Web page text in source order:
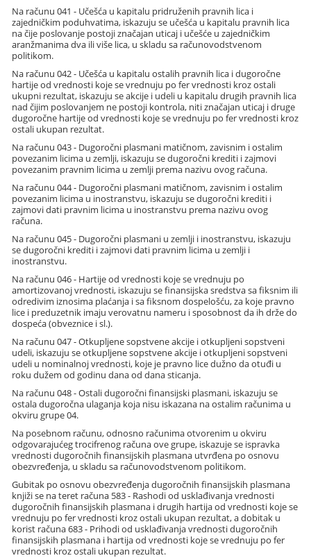
Na računu 041 - Učešća u kapitalu pridruženih pravnih lica i
zajedničkim poduhvatima, iskazuju se učešća u kapitalu pravnih lica
na čije poslovanje postoji značajan uticaj i učešće u zajedničkim
aranžmanima dva ili više lica, u skladu sa računovodstvenom
politikom.
Na računu 042 - Učešća u kapitalu ostalih pravnih lica i dugoročne
hartije od vrednosti koje se vrednuju po fer vrednosti kroz ostali
ukupni rezultat, iskazuju se akcije i udeli u kapitalu drugih pravnih lica
nad čijim poslovanjem ne postoji kontrola, niti značajan uticaj i druge
dugoročne hartije od vrednosti koje se vrednuju po fer vrednosti kroz
ostali ukupan rezultat.
Na računu 043 - Dugoročni plasmani matičnom, zavisnim i ostalim
povezanim licima u zemlji, iskazuju se dugoročni krediti i zajmovi
povezanim pravnim licima u zemlji prema nazivu ovog računa.
Na računu 044 - Dugoročni plasmani matičnom, zavisnim i ostalim
povezanim licima u inostranstvu, iskazuju se dugoročni krediti i
zajmovi dati pravnim licima u inostranstvu prema nazivu ovog
računa.
Na računu 045 - Dugoročni plasmani u zemlji i inostranstvu, iskazuju
se dugoročni krediti i zajmovi dati pravnim licima u zemlji i
inostranstvu.
Na računu 046 - Hartije od vrednosti koje se vrednuju po
amortizovanoj vrednosti, iskazuju se finansijska sredstva sa fiksnim ili
odredivim iznosima plaćanja i sa fiksnom dospelošću, za koje pravno
lice i preduzetnik imaju verovatnu nameru i sposobnost da ih drže do
dospeća (obveznice i sl.).
Na računu 047 - Otkupljene sopstvene akcije i otkupljeni sopstveni
udeli, iskazuju se otkupljene sopstvene akcije i otkupljeni sopstveni
udeli u nominalnoj vrednosti, koje je pravno lice dužno da otuđi u
roku dužem od godinu dana od dana sticanja.
Na računu 048 - Ostali dugoročni finansijski plasmani, iskazuju se
ostala dugoročna ulaganja koja nisu iskazana na ostalim računima u
okviru grupe 04.
Na posebnom računu, odnosno računima otvorenim u okviru
odgovarajućeg trocifrenog računa ove grupe, iskazuje se ispravka
vrednosti dugoročnih finansijskih plasmana utvrđena po osnovu
obezvređenja, u skladu sa računovodstvenom politikom.
Gubitak po osnovu obezvređenja dugoročnih finansijskih plasmana
knjiži se na teret računa 583 - Rashodi od usklađivanja vrednosti
dugoročnih finansijskih plasmana i drugih hartija od vrednosti koje se
vrednuju po fer vrednosti kroz ostali ukupan rezultat, a dobitak u
korist računa 683 - Prihodi od usklađivanja vrednosti dugoročnih
finansijskih plasmana i hartija od vrednosti koje se vrednuju po fer
vrednosti kroz ostali ukupan rezultat.